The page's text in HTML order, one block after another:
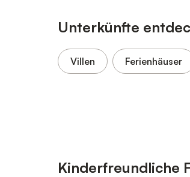
Unterkünfte
Villen Ferienhäuser
Kinderfreundliche